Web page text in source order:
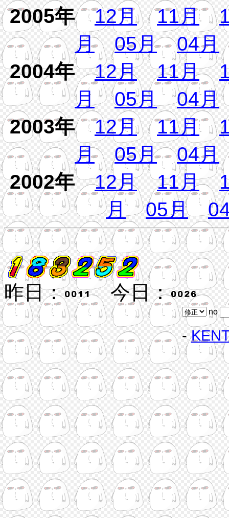
2005年12月 11月
月
05月
04月
2004年12月 11月
月
05月
04月
2003年12月 11月
月
05月
04月
2002年12月 11月
月
05月
昨日： 今日：
no
-